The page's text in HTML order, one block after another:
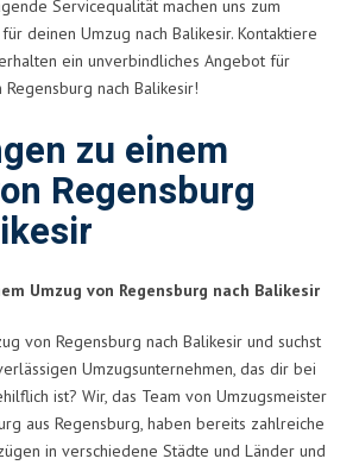
Servicequalität machen uns zum
deinen Umzug nach Balikesir. Kontaktiere
ein unverbindliches Angebot für
nach Balikesir!
zu einem
Regensburg
Umzug von Regensburg nach Balikesir
von Regensburg nach Balikesir und suchst
Umzugsunternehmen, das dir bei
ist? Wir, das Team von Umzugsmeister
aus Regensburg, haben bereits zahlreiche
in verschiedene Städte und Länder und